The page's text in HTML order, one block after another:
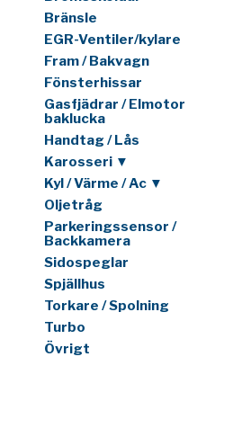
Bränsle
EGR-Ventiler/kylare
Fram / Bakvagn
Fönsterhissar
Gasfjädrar / Elmotor
baklucka
Handtag / Lås
Karosseri ▼
Kyl / Värme / Ac ▼
Oljetråg
Parkeringssensor /
Backkamera
Sidospeglar
Spjällhus
Torkare / Spolning
Turbo
Övrigt